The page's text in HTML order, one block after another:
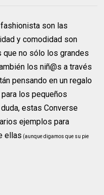
son las
y comodidad son
que no sólo los grandes
los niñ@s a través
pensando en un regalo
los pequeños
estas Converse
ejemplos para
ellas (aunque digamos que su pie